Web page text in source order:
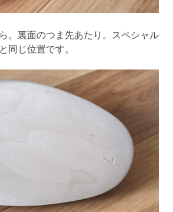
。裏面のつま先あたり。スペシャル
同じ位置です。